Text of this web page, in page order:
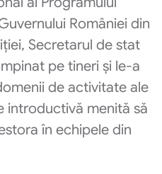
României din
Secretarul de stat
pe tineri și le-a
de activitate ale
introductivă menită să
în echipele din